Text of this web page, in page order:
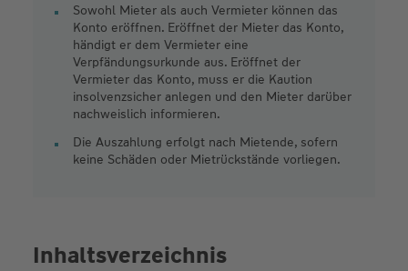
Sowohl Mieter als auch Vermieter können das
Konto eröffnen. Eröffnet der Mieter das Konto,
händigt er dem Vermieter eine
Verpfändungsurkunde aus. Eröffnet der
Vermieter das Konto, muss er die Kaution
insolvenzsicher anlegen und den Mieter darüber
nachweislich informieren.
Die Auszahlung erfolgt nach Mietende, sofern
keine Schäden oder Mietrückstände vorliegen.
Inhaltsverzeichnis